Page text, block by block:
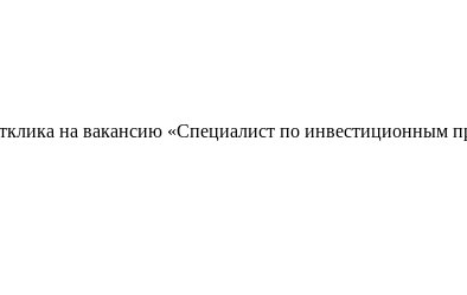
на вакансию «Специалист по инвестиционным